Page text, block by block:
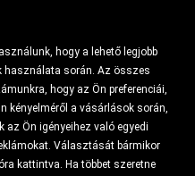
hogy a lehető legjobb
használata során. Az összes
hogy az Ön preferenciái,
kényelméről a vásárlások során,
Ön igényeihez való egyedi
Választását bármikor
kattintva. Ha többet szeretne